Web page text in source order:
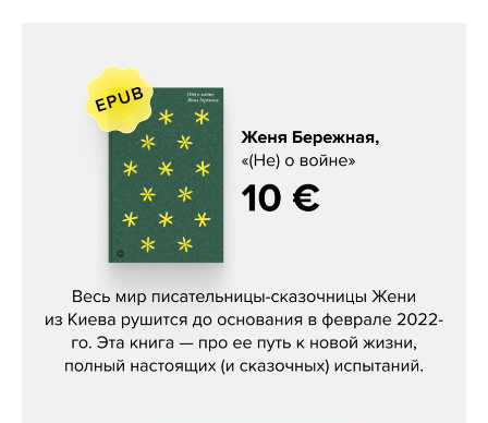
Женя Бережная, «(Не) о войне»